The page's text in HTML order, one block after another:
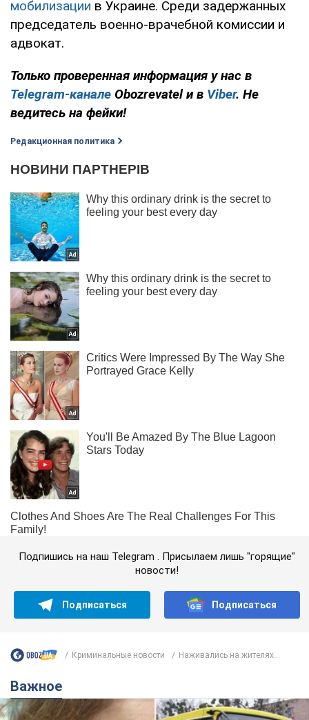
мобилизации в Украине. Среди задержанных
председатель военно-врачебной комиссии и
адвокат.
Только проверенная информация у нас в
Telegram-канале Obozrevatel и в Viber. Не
ведитесь на фейки!
Редакционная политика
Подпишись на наш Telegram . Присылаем лишь "горящие"
новости!
Подписаться Подписаться
Криминальные новости Наживались на жителях...
Важное